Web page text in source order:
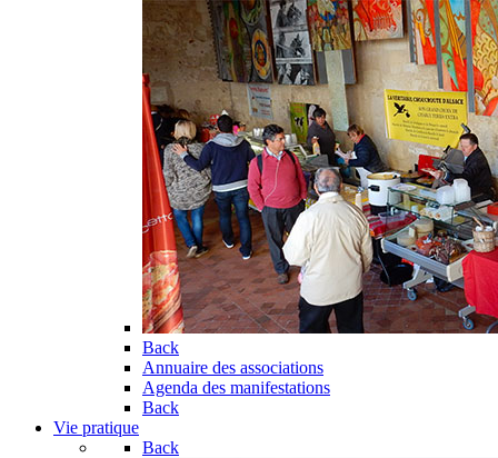
Back
Annuaire des associations
Agenda des manifestations
Back
Vie pratique
Back